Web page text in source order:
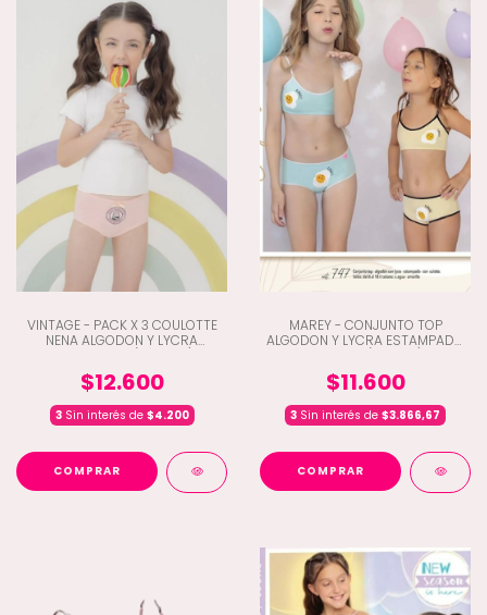
VINTAGE - PACK X 3 COULOTTE
NENA ALGODON Y LYCRA
$12.600
3Sin interés de $4.200
COMPRAR
MAREY - CONJUNTO TOP
ALGODON Y LYCRA ESTAMPADO
$11.600
3 Sin interés de $3.866,67
COMPRAR